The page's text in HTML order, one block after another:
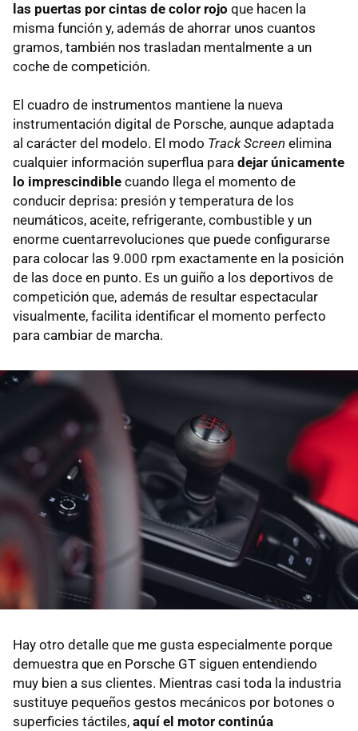
las puertas por cintas de color rojo que hacen la
misma función y, además de ahorrar unos cuantos
gramos, también nos trasladan mentalmente a un
coche de competición.
El cuadro de instrumentos mantiene la nueva
instrumentación digital de Porsche, aunque adaptada
al carácter del modelo. El modo Track Screen elimina
cualquier información superflua para dejar únicamente
lo imprescindible cuando llega el momento de
conducir deprisa: presión y temperatura de los
neumáticos, aceite, refrigerante, combustible y un
enorme cuentarrevoluciones que puede configurarse
para colocar las 9.000 rpm exactamente en la posición
de las doce en punto. Es un guiño a los deportivos de
competición que, además de resultar espectacular
visualmente, facilita identificar el momento perfecto
para cambiar de marcha.
Hay otro detalle que me gusta especialmente porque
demuestra que en Porsche GT siguen entendiendo
muy bien a sus clientes. Mientras casi toda la industria
sustituye pequeños gestos mecánicos por botones o
superficies táctiles, aquí el motor continúa